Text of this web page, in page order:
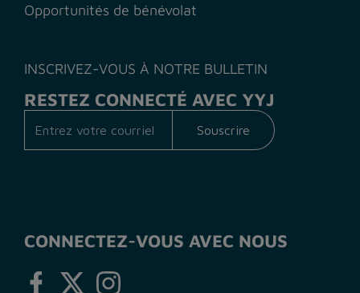
Opportunités de bénévolat
INSCRIVEZ-VOUS À NOTRE BULLETIN
RESTEZ CONNECTÉ AVEC YYJ
CONNECTEZ-VOUS AVEC NOUS